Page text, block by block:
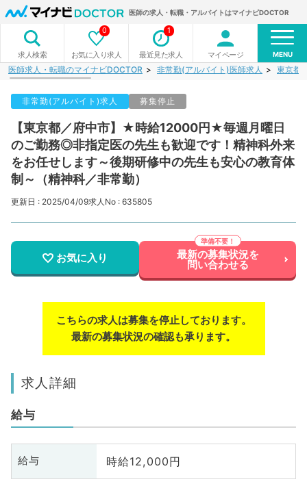
医師の求人・転職・アルバイトはマイナビDOCTOR
求人検索 お気に入り求人
0
最近見た求人
1
マイページ MENU
医師求人・転職のマイナビDOCTOR 非常勤(アルバイト)医師求人 東京都
非常勤(アルバイト)求人 募集停止
【東京都／府中市】★時給12000円★毎週月曜日
のご勤務◎非指定医の先生も歓迎です！精神科外来
をお任せします～後期研修中の先生も安心の教育体
制～（精神科／非常勤）
更新日 : 2025/04/09求人No : 635805
お気に入り 最新の募集状況を
問い合わせる
こちらの求人は募集を停止しております。
最新の募集状況の確認も承ります。
求人詳細
給与
給与 時給12,000円